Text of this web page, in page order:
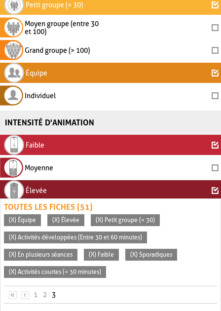
Petit groupe (< 30)
Moyen groupe (entre 30
et 100)
Grand groupe (> 100)
Équipe
Individuel
INTENSITÉ D'ANIMATION
Faible
Moyenne
Élevée
TOUTES LES FICHES (51)
(X) Équipe (X) Élevée (X) Petit groupe (< 30)
(X) Activités développées (Entre 30 et 60 minutes)
(X) En plusieurs séances (X) Faible (X) Sporadiques
(X) Activités courtes (< 30 minutes)
PAGES
« ‹ 1 2 3